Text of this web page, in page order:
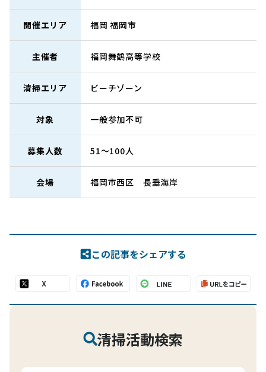
開催エリア 福岡 福岡市
主催者 福岡舞鶴高等学校
清掃エリア ビーチゾーン
対象 一般参加不可
募集人数 51～100人
会場 福岡市西区 長垂海岸
この記事をシェアする
清掃活動検索